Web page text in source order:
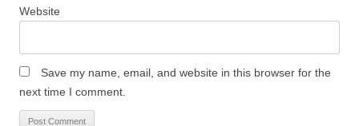
Website
Save my name, email, and website in this browser for the
next time I comment.